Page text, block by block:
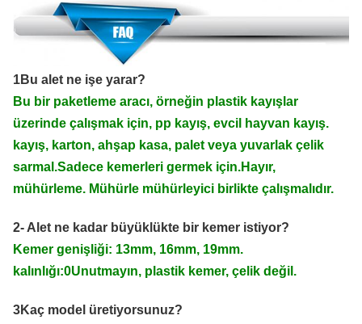
1Bu alet ne işe yarar?
Bu bir paketleme aracı, örneğin plastik kayışlar
üzerinde çalışmak için, pp kayış, evcil hayvan kayış.
kayış, karton, ahşap kasa, palet veya yuvarlak çelik
sarmal.Sadece kemerleri germek için.Hayır,
mühürleme. Mühürle mühürleyici birlikte çalışmalıdır.
2- Alet ne kadar büyüklükte bir kemer istiyor?
Kemer genişliği: 13mm, 16mm, 19mm.
kalınlığı:0Unutmayın, plastik kemer, çelik değil.
3Kaç model üretiyorsunuz?